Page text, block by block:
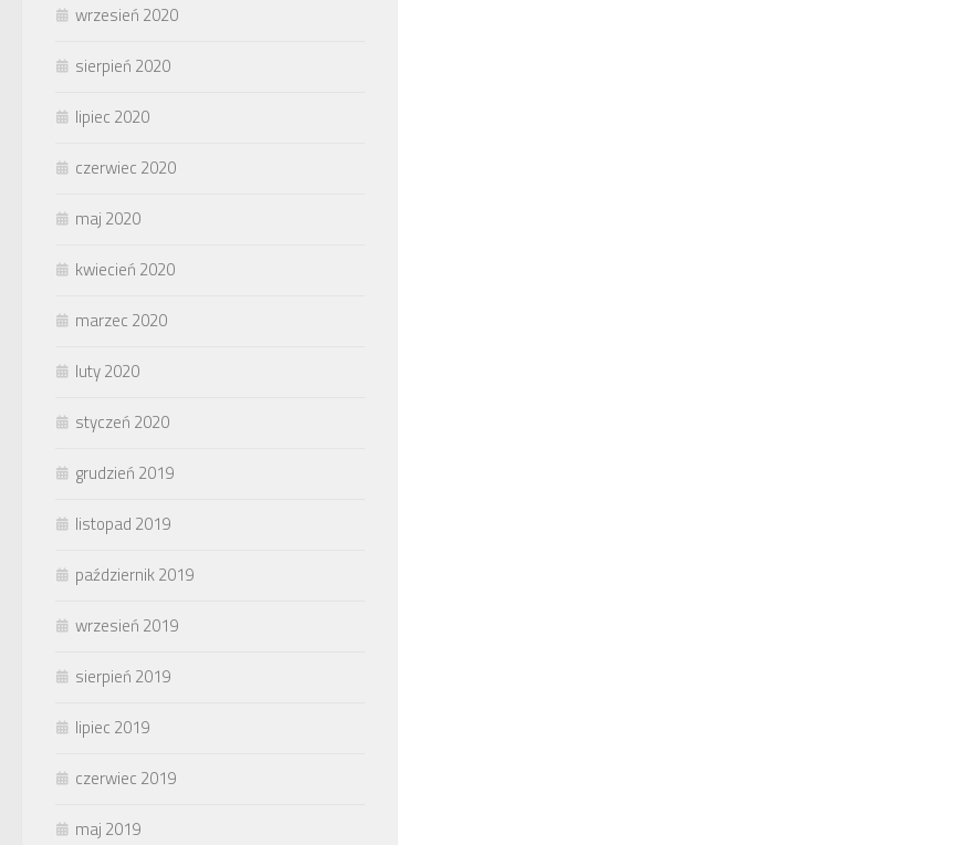
wrzesień 2020
sierpień 2020
lipiec 2020
czerwiec 2020
maj 2020
kwiecień 2020
marzec 2020
luty 2020
styczeń 2020
grudzień 2019
listopad 2019
październik 2019
wrzesień 2019
sierpień 2019
lipiec 2019
czerwiec 2019
maj 2019